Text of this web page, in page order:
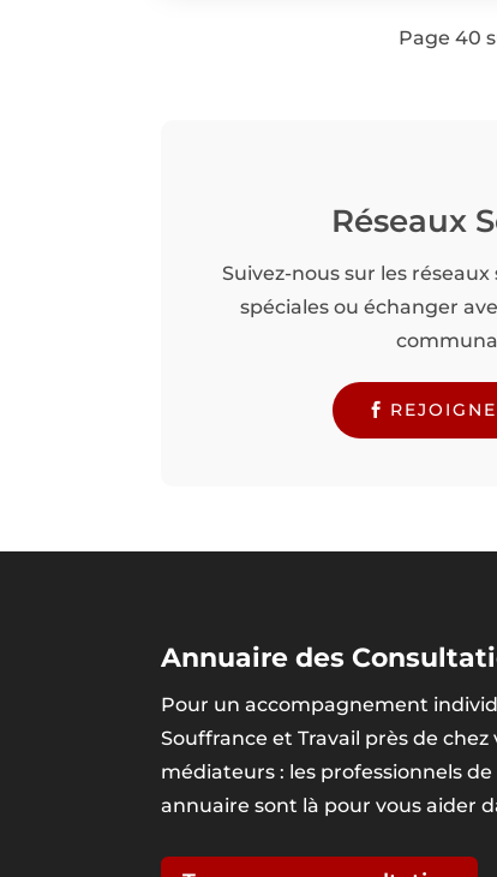
Page 40
Réseaux
Suivez-nous sur les
spéciales ou échanger
Annuaire des
Pour un accompagnement
Souffrance et Travail près de chez
médiateurs : les professionnels
annuaire sont là pour vous aider